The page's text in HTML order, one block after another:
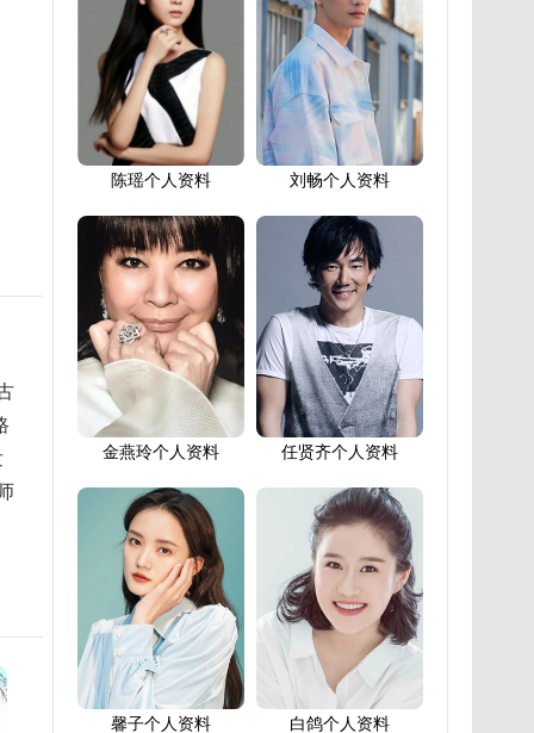
陈瑶个人资料 刘畅个人资料
金燕玲个人资料 任贤齐个人资料
馨子个人资料 白鸽个人资料